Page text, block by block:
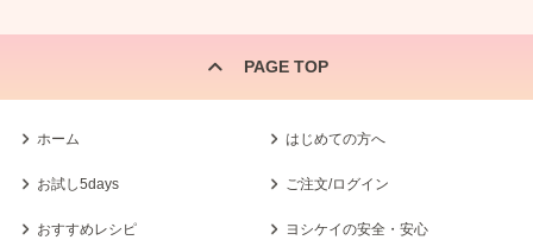
PAGE TOP
ホーム はじめての方へ
お試し5days ご注文/ログイン
おすすめレシピ ヨシケイの安全・安心